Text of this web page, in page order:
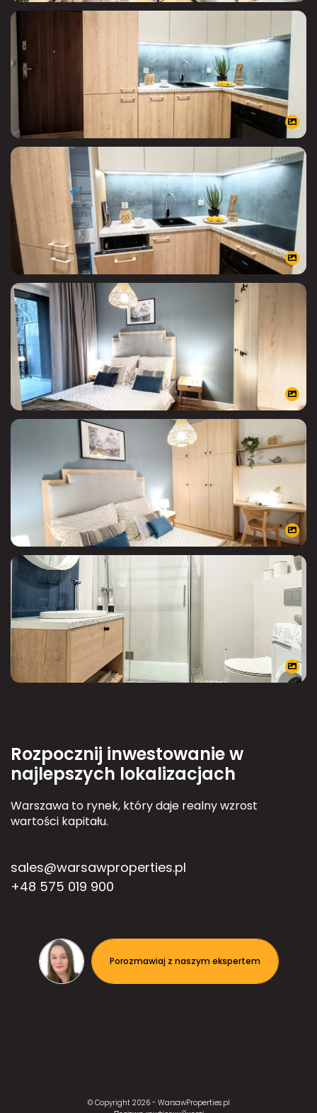
Rozpocznij inwestowanie w
najlepszych lokalizacjach
Warszawa to rynek, który daje realny wzrost
wartości kapitału.
sales@warsawproperties.pl
+48 575 019 900
Porozmawiaj z naszym ekspertem
© Copyright 2026 - WarsawProperties.pl